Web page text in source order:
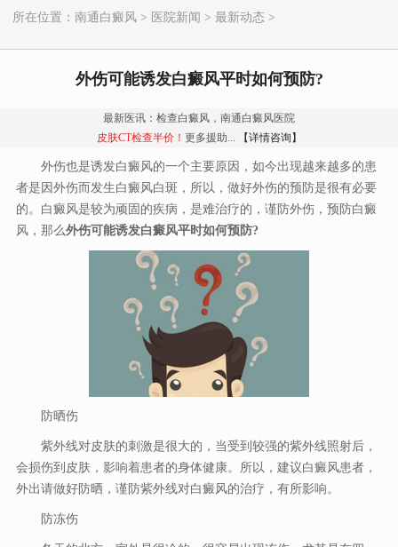
所在位置： 南通白癜风 > 医院新闻 > 最新动态 >
外伤可能诱发白癜风平时如何预防?
最新医讯：检查白癜风，南通白癜风医院
皮肤CT检查半价！ 更多援助... 【详情咨询】
外伤也是诱发白癜风的一个主要原因，如今出现越来越多的患
者是因外伤而发生白癜风白斑，所以，做好外伤的预防是很有必要
的。白癜风是较为顽固的疾病，是难治疗的，谨防外伤，预防白癜
风，那么外伤可能诱发白癜风平时如何预防?
防晒伤
紫外线对皮肤的刺激是很大的，当受到较强的紫外线照射后，
会损伤到皮肤，影响着患者的身体健康。所以，建议白癜风患者，
外出请做好防晒，谨防紫外线对白癜风的治疗，有所影响。
防冻伤